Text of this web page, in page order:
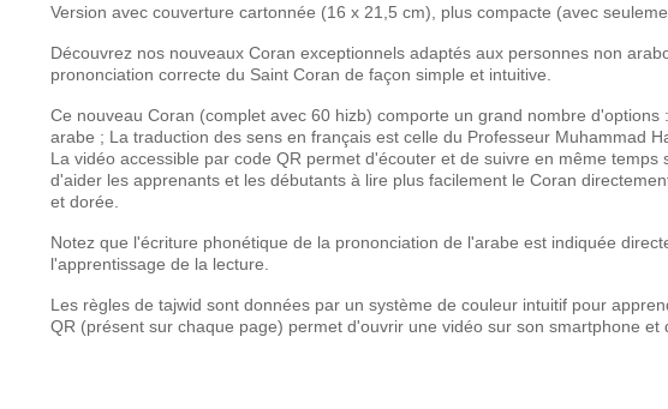
Version avec couverture cartonnée (16 x 21,5 cm), plus compacte (avec
Découvrez nos nouveaux Coran exceptionnels adaptés aux personnes non
prononciation correcte du Saint Coran de façon simple et intuitive.
Ce nouveau Coran (complet avec 60 hizb) comporte un grand nombre
arabe ; La traduction des sens en français est celle du Professeur Muhammad
La vidéo accessible par code QR permet d'écouter et de suivre en même
d'aider les apprenants et les débutants à lire plus facilement le Coran
et dorée.
Notez que l'écriture phonétique de la prononciation de l'arabe est indiquée
l'apprentissage de la lecture.
Les règles de tajwid sont données par un système de couleur intuitif pour
QR (présent sur chaque page) permet d'ouvrir une vidéo sur son smartphone